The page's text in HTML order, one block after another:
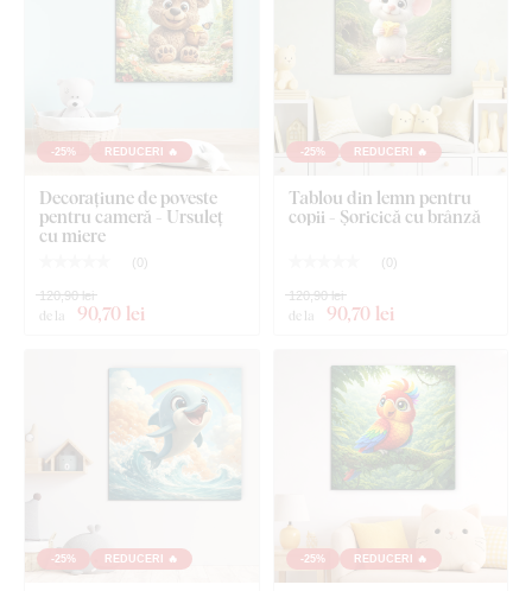
Ce este inclus în pachet?
Tablou pentru copii de perete - Șoricelul
Cârlig(e) montat(e) în prealabil pe partea din spate a
tabloului
Instrucțiuni clare pentru montaj
-25% REDUCERI 🔥
Decorațiune de poveste
pentru cameră - Ursuleț
cu miere
( 0)
de la 90,70 lei
120,90 lei
-25% REDUCERI 🔥
Tablou din lemn pentru
copii - Șoricică cu brânză
( 0)
de la 90,70 lei
120,90 lei
-25% REDUCERI 🔥 -25% REDUCERI 🔥